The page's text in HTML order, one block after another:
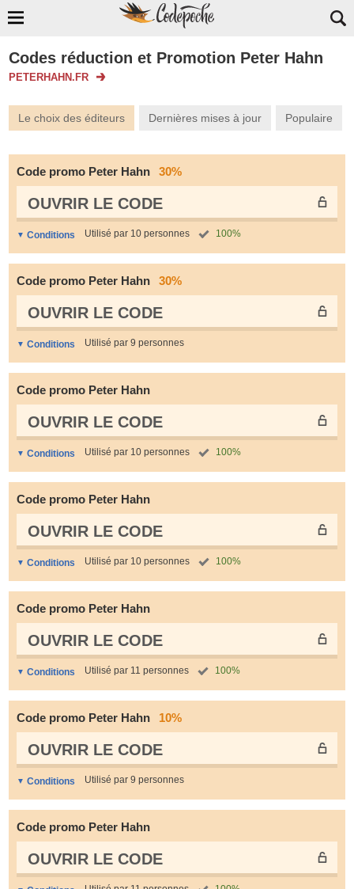
Codes réduction et Promotion Peter Hahn
PETERHAHN.FR
Le choix des éditeurs Dernières mises à jour Populaire
Code promo Peter Hahn 30%
OUVRIR LE СODE
Conditions Utilisé par 10 personnes 100%
Code promo Peter Hahn 30%
OUVRIR LE СODE
Conditions Utilisé par 9 personnes
Code promo Peter Hahn
OUVRIR LE СODE
Conditions Utilisé par 10 personnes 100%
Code promo Peter Hahn
OUVRIR LE СODE
Conditions Utilisé par 10 personnes 100%
Code promo Peter Hahn
OUVRIR LE СODE
Conditions Utilisé par 11 personnes 100%
Code promo Peter Hahn 10%
OUVRIR LE СODE
Conditions Utilisé par 9 personnes
Code promo Peter Hahn
OUVRIR LE СODE